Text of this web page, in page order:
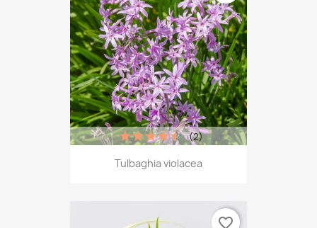
Tulbaghia violacea
(2)
favorite_border